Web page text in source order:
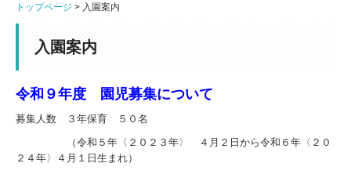
園の概要
教育方針
園の生活
1日の流れ
年間行事
トップページ 入園案内
入園案内
令和９年度 園児募集について
募集人数 ３年保育 ５０名
（令和５年〈２０２３年〉 ４月２日から令和６年〈２０
２４年〉４月１日生まれ）